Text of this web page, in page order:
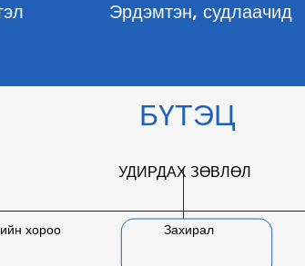
Эрдэмтэн, судлаачид
БҮТЭЦ
хороо
УДИРДАХ ЗӨВЛӨЛ
Захирал